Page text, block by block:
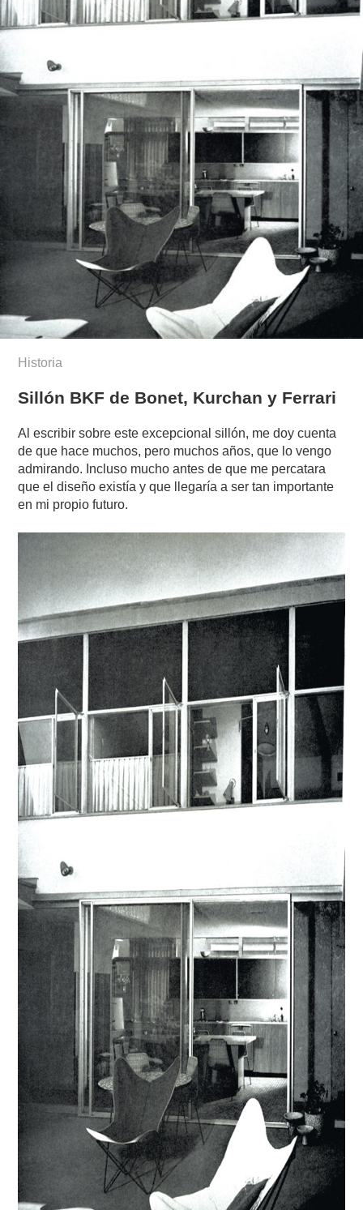
Historia
Sillón BKF de Bonet, Kurchan y Ferrari
Al escribir sobre este excepcional sillón, me doy cuenta
de que hace muchos, pero muchos años, que lo vengo
admirando. Incluso mucho antes de que me percatara
que el diseño existía y que llegaría a ser tan importante
en mi propio futuro.